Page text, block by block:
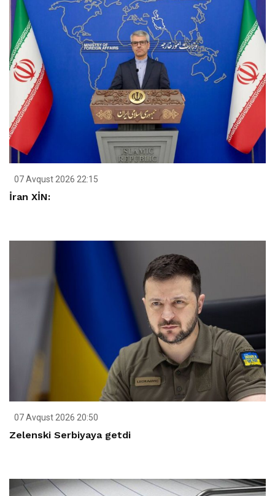
07 Avqust 2026 22:15
İran XİN:
07 Avqust 2026 20:50
Zelenski Serbiyaya getdi